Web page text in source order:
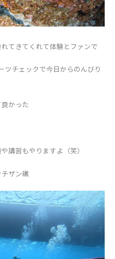
てきてくれて体験とファンで
ツチェックで今日からのんびり
かった
講習もやりますよ（笑）
ザン礁